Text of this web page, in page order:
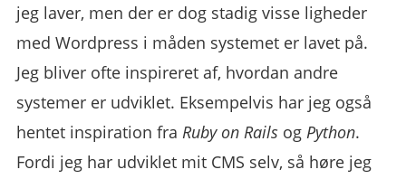
jeg laver, men der er dog stadig visse ligheder
med Wordpress i måden systemet er lavet på.
Jeg bliver ofte inspireret af, hvordan andre
systemer er udviklet. Eksempelvis har jeg også
hentet inspiration fraRuby on Rails ogPython.
Fordi jeg har udviklet mit CMS selv, så høre jeg